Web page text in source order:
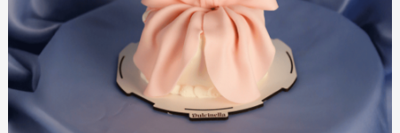
На Заказ
Торт на заказ
Магазин ONLINE
Кондитерская
О нас